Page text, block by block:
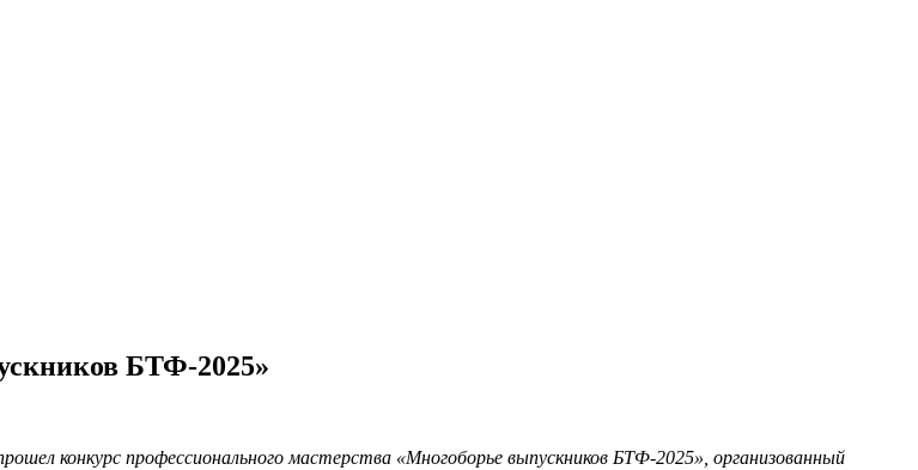
БТФ-2025»
конкурс профессионального мастерства «Многоборье выпускников БТФ-2025», организованный